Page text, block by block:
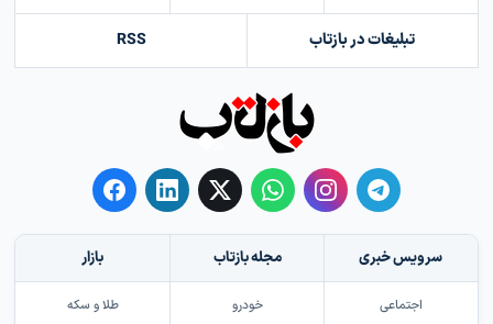
تبلیغات در بازتاب RSS
سرویس خبری
اجتماعی
مجله بازتاب
خودرو
بازار
طلا و سکه